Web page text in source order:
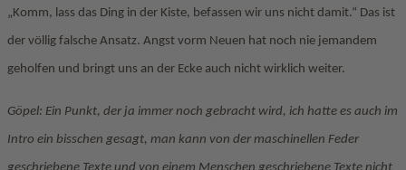
„Komm, lass das Ding in der Kiste, befassen wir uns nicht damit.“ Das ist
der völlig falsche Ansatz. Angst vorm Neuen hat noch nie jemandem
geholfen und bringt uns an der Ecke auch nicht wirklich weiter.
Göpel: Ein Punkt, der ja immer noch gebracht wird, ich hatte es auch im
Intro ein bisschen gesagt, man kann von der maschinellen Feder